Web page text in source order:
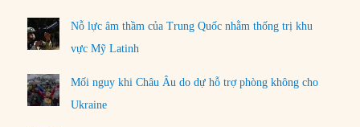
Nỗ lực âm thầm của Trung Quốc nhằm thống trị khu
vực Mỹ Latinh
Mối nguy khi Châu Âu do dự hỗ trợ phòng không cho
Ukraine